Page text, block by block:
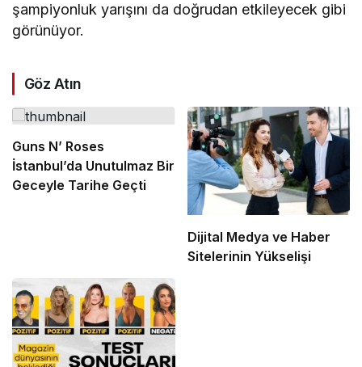
şampiyonluk yarışını da doğrudan etkileyecek gibi
görünüyor.
Göz Atın
Guns N’ Roses
İstanbul’da Unutulmaz Bir
Geceyle Tarihe Geçti
Dijital Medya ve Haber
Sitelerinin Yükselişi